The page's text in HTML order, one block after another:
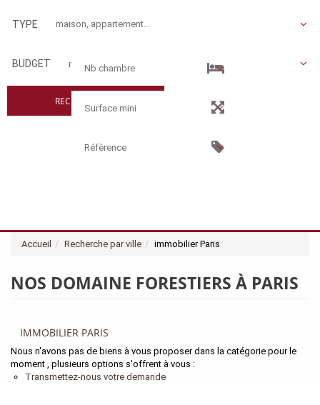
TYPE
BUDGET
RECHERCHER
Accueil Recherche par ville immobilier Paris
NOS DOMAINE FORESTIERS À PARIS
IMMOBILIER PARIS
Nous n'avons pas de biens à vous proposer dans la catégorie pour le
moment , plusieurs options s'offrent à vous :
Transmettez-nous votre demande